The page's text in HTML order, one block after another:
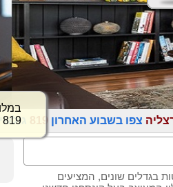
צפו בשבוע האחרון819
חדרים וסוויטות בגדלים שונים, המציעים
819 גולשים בשבוע האחרון